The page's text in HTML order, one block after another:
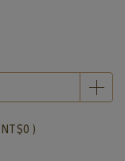
NT$0 )